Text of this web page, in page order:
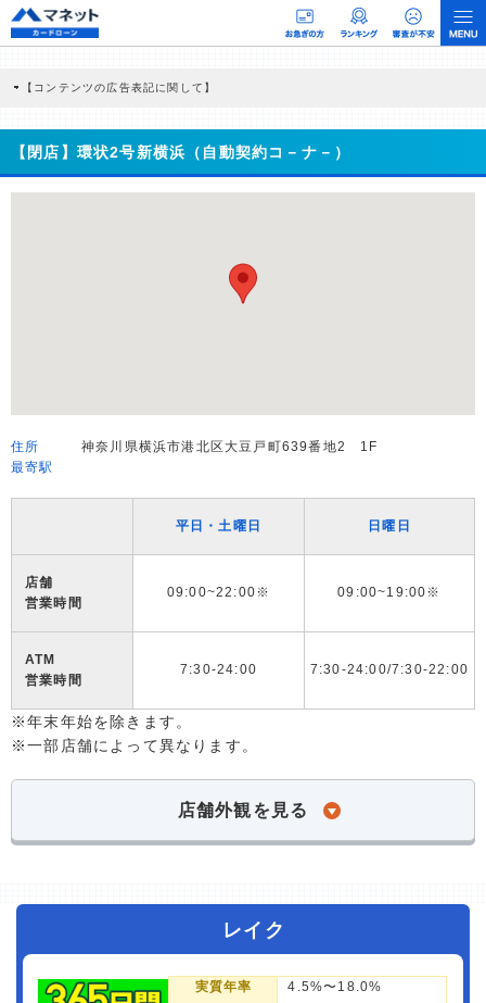
【コンテンツの広告表記に関して】
商品を根拠なくPRするものではなく、当編集部の調査／ユーザーへの口コミ収集な
どに基づき、公平性を担保した情報提供を行っています。
>提携企業一覧
【閉店】環状2号新横浜（自動契約コ－ナ－）
住所
神奈川県横浜市港北区大豆戸町639番地2 1F
最寄駅
平日・土曜日 日曜日
店舗
営業時間
09:00~22:00※ 09:00~19:00※
ATM
営業時間
7:30-24:00 7:30-24:00/7:30-22:00
※年末年始を除きます。
※一部店舗によって異なります。
店舗外観を見る
レイク
実質年率 4.5%〜18.0%